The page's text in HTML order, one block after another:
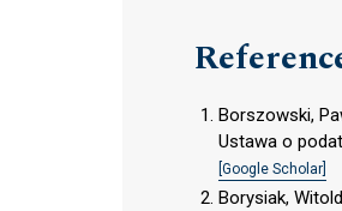
Borszowski,
Ustawa o
[Google Scholar]
Borysiak,